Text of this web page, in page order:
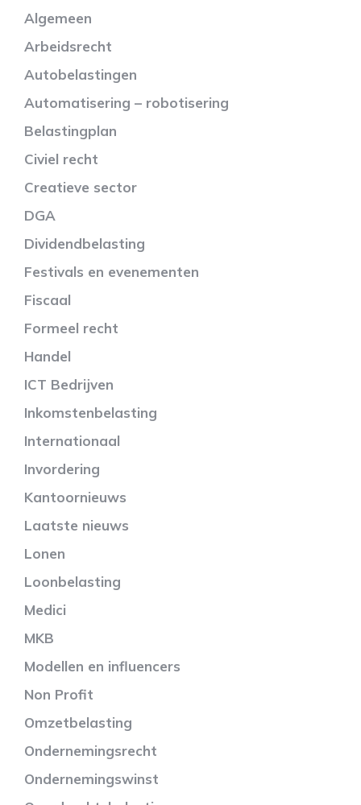
Algemeen
Arbeidsrecht
Autobelastingen
Automatisering – robotisering
Belastingplan
Civiel recht
Creatieve sector
DGA
Dividendbelasting
Festivals en evenementen
Fiscaal
Formeel recht
Handel
ICT Bedrijven
Inkomstenbelasting
Internationaal
Invordering
Kantoornieuws
Laatste nieuws
Lonen
Loonbelasting
Medici
MKB
Modellen en influencers
Non Profit
Omzetbelasting
Ondernemingsrecht
Ondernemingswinst